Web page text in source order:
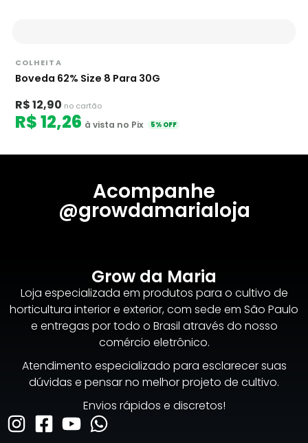
COLHEITA
Boveda 62% Size 8 Para 30G
R$ 12,90 no cartão
R$ 12,26 à vista no Pix 5% OFF
Acompanhe
@growdamarialoja
Grow da Maria
Loja especializada em produtos para o cultivo de
horticultura interior e exterior, com sede em São Paulo
e entregas por todo o Brasil através do nosso
comércio eletrônico.
Atendimento especializado para esclarecer suas
dúvidas e pensar no melhor projeto de cultivo.
Envios rápidos e discretos!